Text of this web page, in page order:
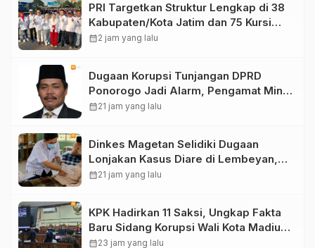
PRI Targetkan Struktur Lengkap di 38
Kabupaten/Kota Jatim dan 75 Kursi
DPR RI pada Pemilu 2029
calendar_month2 jam yang lalu
Dugaan Korupsi Tunjangan DPRD
Ponorogo Jadi Alarm, Pengamat Minta
Magetan Perkuat Tata Kelola
calendar_month21 jam yang lalu
Dinkes Magetan Selidiki Dugaan
Lonjakan Kasus Diare di Lembeyan,
Lakukan Penyelidikan Epidemiologi
calendar_month21 jam yang lalu
KPK Hadirkan 11 Saksi, Ungkap Fakta
Baru Sidang Korupsi Wali Kota Madiun
Nonaktif Maidi
calendar_month23 jam yang lalu